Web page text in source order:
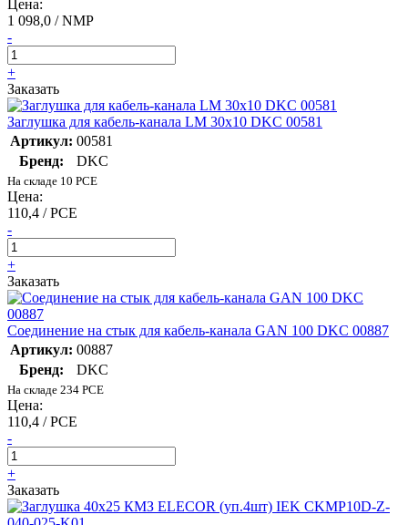
Цена:
1 098,0 / NMP
-
+
Заказать
Заглушка для кабель-канала LM 30х10 DKC 00581
Артикул: 00581
Бренд:
DKC
На складе 10 PCE
Цена:
110,4 / PCE
-
+
Заказать
Соединение на стык для кабель-канала GAN 100 DKC 00887
Артикул: 00887
Бренд:
DKC
На складе 234 PCE
Цена:
110,4 / PCE
-
+
Заказать